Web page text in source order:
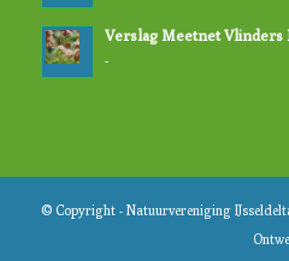
Verslag Meetnet Vlinders
-
© Copyright - Natuurvereniging